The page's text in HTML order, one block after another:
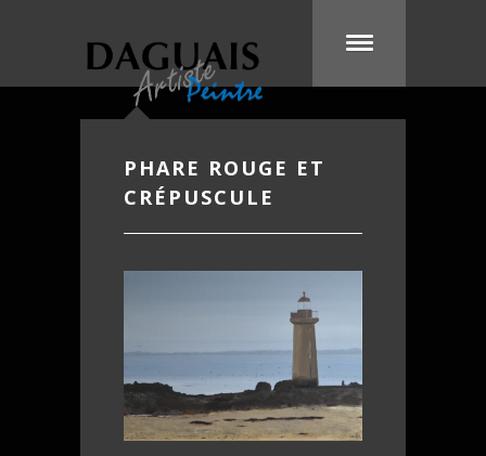
PHARE ROUGE ET
CRÉPUSCULE